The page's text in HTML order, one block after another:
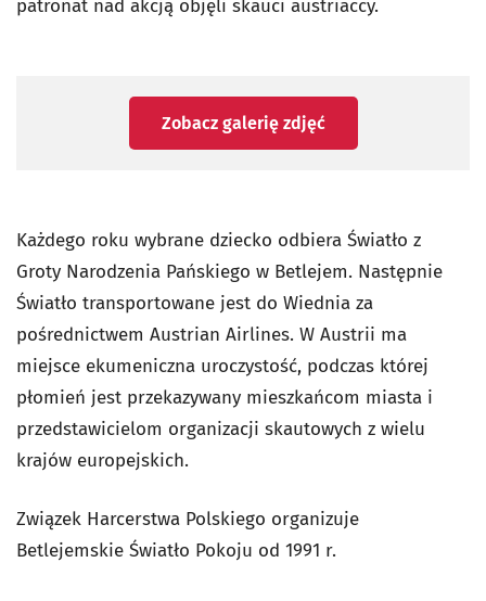
patronat nad akcją objęli skauci austriaccy.
Zobacz galerię zdjęć
Każdego roku wybrane dziecko odbiera Światło z
Groty Narodzenia Pańskiego w Betlejem. Następnie
Światło transportowane jest do Wiednia za
pośrednictwem Austrian Airlines. W Austrii ma
miejsce ekumeniczna uroczystość, podczas której
płomień jest przekazywany mieszkańcom miasta i
przedstawicielom organizacji skautowych z wielu
krajów europejskich.
Związek Harcerstwa Polskiego organizuje
Betlejemskie Światło Pokoju od 1991 r.